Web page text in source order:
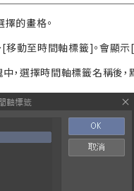
的畫格。
至時間軸標籤]。會顯示[
，選擇時間軸標籤名稱後